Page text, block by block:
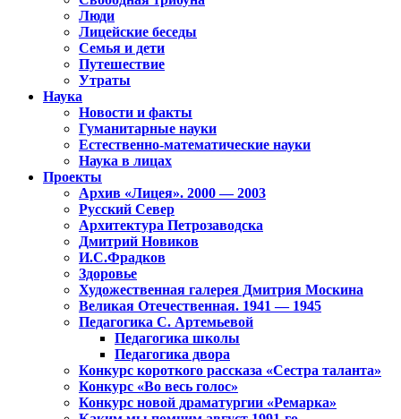
Люди
Лицейские беседы
Семья и дети
Путешествие
Утраты
Наука
Новости и факты
Гуманитарные науки
Естественно-математические науки
Наука в лицах
Проекты
Архив «Лицея». 2000 — 2003
Русский Север
Архитектура Петрозаводска
Дмитрий Новиков
И.С.Фрадков
Здоровье
Художественная галерея Дмитрия Москина
Великая Отечественная. 1941 — 1945
Педагогика С. Артемьевой
Педагогика школы
Педагогика двора
Конкурс короткого рассказа «Сестра таланта»
Конкурс «Во весь голос»
Конкурс новой драматургии «Ремарка»